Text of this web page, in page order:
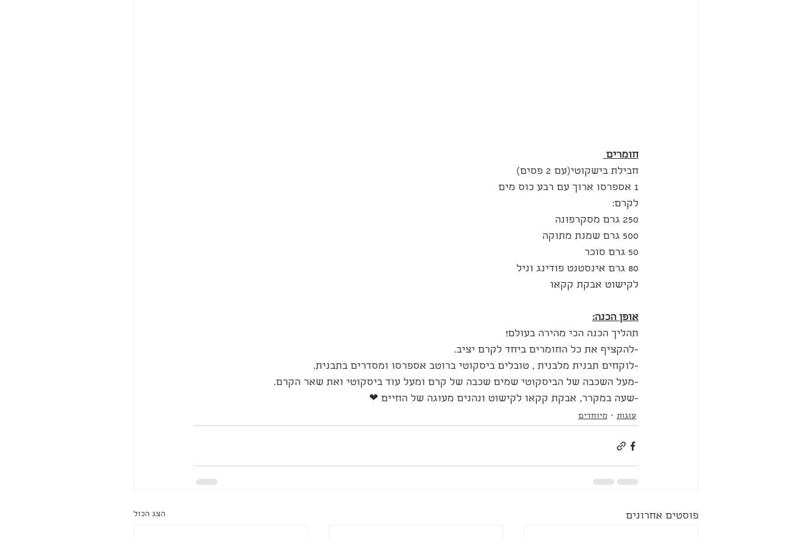
חומרים
חבילת בישקוטי(עם 2 פסים)
1 אספרסו ארוך עם רבע כוס מים
לקרם:
250 גרם מסקרפונה
500 גרם שמנת מתוקה
50 גרם סוכר
80 גרם אינסטנט פודינג וניל
לקישוט אבקת קקאו
אופן הכנה:
תהליך הכנה הכי מהירה בעולם!
-להקציף את כל החומרים ביחד לקרם יציב.
-לוקחים תבנית מלבנית , טובלים ביסקוטי ברוטב אספרסו ומסדרים בתבנית.
-מעל השכבה של הביסקוטי שמים שכבה של קרם ומעל עוד ביסקוטי ואת שאר הקרם.
-שעה במקרר, אבקת קקאו לקישוט ונהנים מעוגה של החיים ❤
עוגות מיוחדים
פוסטים אחרונים הצג הכול